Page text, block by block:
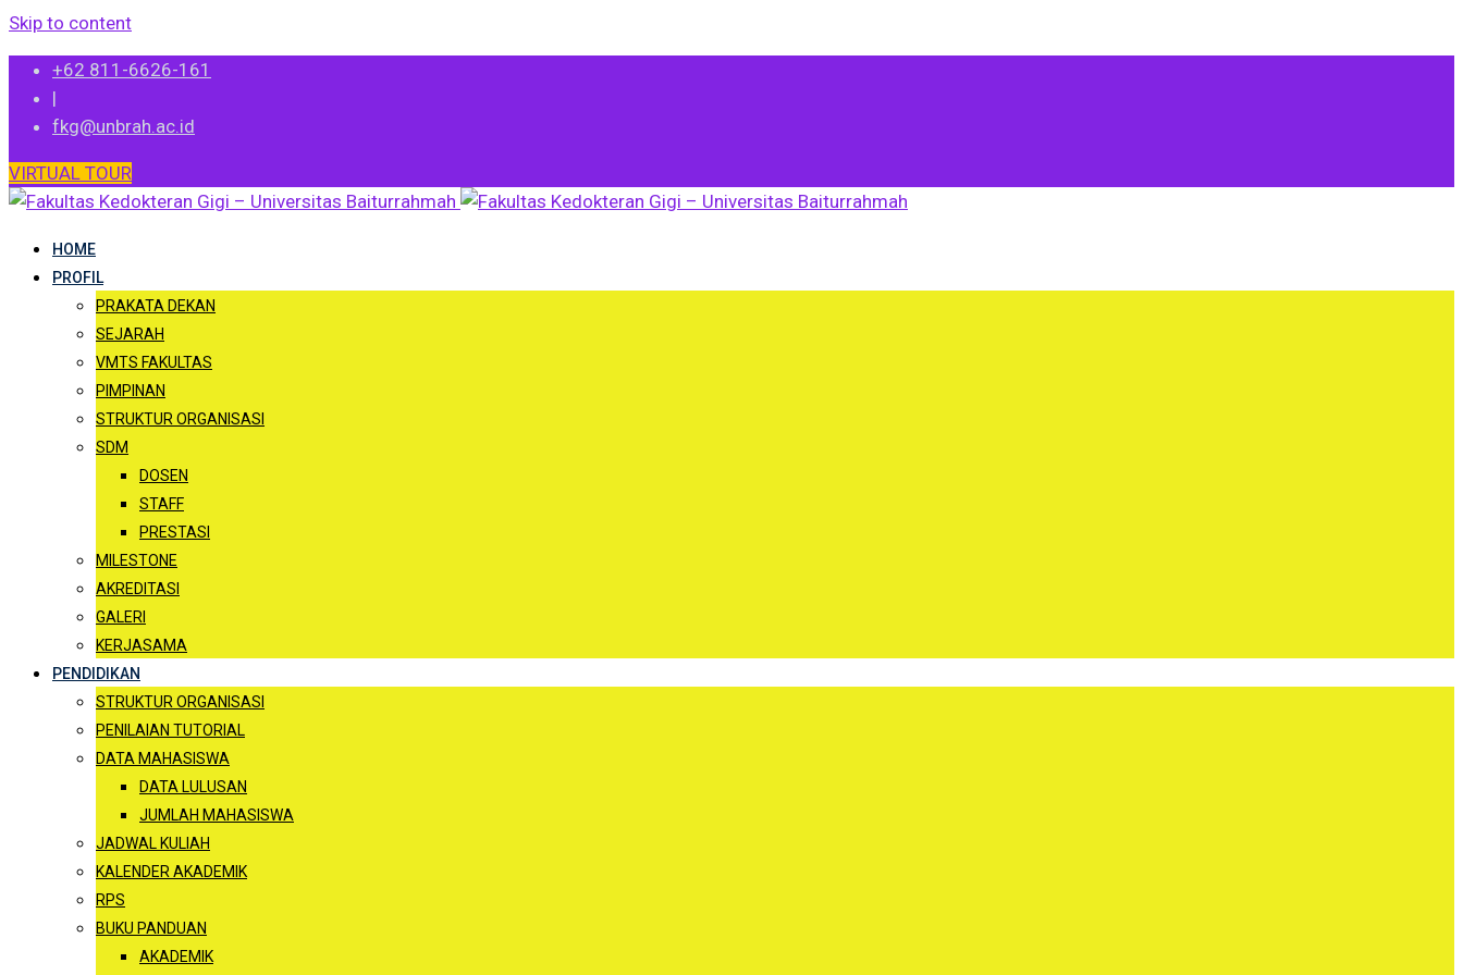
Skip to content
+62 811-6626-161
|
fkg@unbrah.ac.id
VIRTUAL TOUR
HOME
PROFIL
PRAKATA DEKAN
SEJARAH
VMTS FAKULTAS
PIMPINAN
STRUKTUR ORGANISASI
SDM
DOSEN
STAFF
PRESTASI
MILESTONE
AKREDITASI
GALERI
KERJASAMA
PENDIDIKAN
STRUKTUR ORGANISASI
PENILAIAN TUTORIAL
DATA MAHASISWA
DATA LULUSAN
JUMLAH MAHASISWA
JADWAL KULIAH
KALENDER AKADEMIK
RPS
BUKU PANDUAN
AKADEMIK